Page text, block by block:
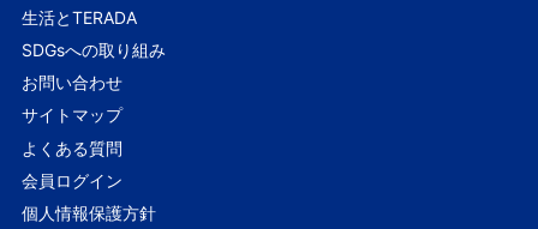
生活とTERADA
SDGsへの取り組み
お問い合わせ
サイトマップ
よくある質問
会員ログイン
個人情報保護方針